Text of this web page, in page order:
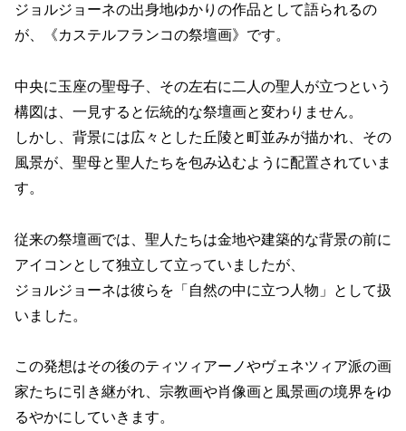
ジョルジョーネの出身地ゆかりの作品として語られるの
が、《カステルフランコの祭壇画》です。
中央に玉座の聖母子、その左右に二人の聖人が立つという
構図は、一見すると伝統的な祭壇画と変わりません。
しかし、背景には広々とした丘陵と町並みが描かれ、その
風景が、聖母と聖人たちを包み込むように配置されていま
す。
従来の祭壇画では、聖人たちは金地や建築的な背景の前に
アイコンとして独立して立っていましたが、
ジョルジョーネは彼らを「自然の中に立つ人物」として扱
いました。
この発想はその後のティツィアーノやヴェネツィア派の画
家たちに引き継がれ、宗教画や肖像画と風景画の境界をゆ
るやかにしていきます。